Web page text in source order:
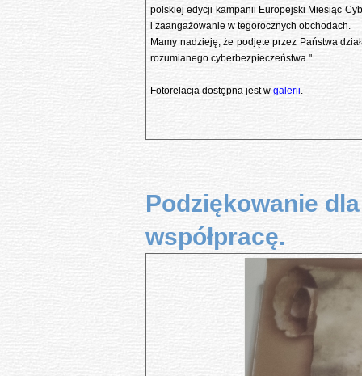
polskiej edycji kampanii Europejski Miesiąc
i zaangażowanie w tegorocznych obchodach.
Mamy nadzieję, że podjęte przez Państwa
rozumianego cyberbezpieczeństwa."
Fotorelacja dostępna jest w galerii.
Podziękowanie
współpracę.